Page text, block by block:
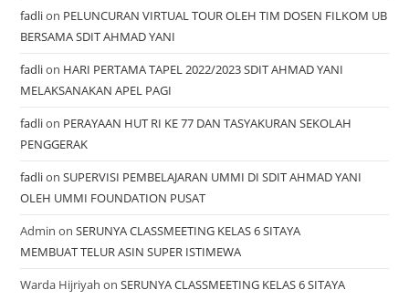
fadlion PELUNCURAN VIRTUAL TOUR OLEH TIM DOSEN FILKOM UB
BERSAMA SDIT AHMAD YANI
fadlion HARI PERTAMA TAPEL 2022/2023 SDIT AHMAD YANI
MELAKSANAKAN APEL PAGI
fadlion PERAYAAN HUT RI KE 77 DAN TASYAKURAN SEKOLAH
PENGGERAK
fadlionSUPERVISI PEMBELAJARAN UMMI DI SDIT AHMAD YANI
OLEH UMMI FOUNDATION PUSAT
Admin onSERUNYA CLASSMEETING KELAS 6 SITAYA
MEMBUAT TELUR ASIN SUPER ISTIMEWA
Warda Hijriyah onSERUNYA CLASSMEETING KELAS 6 SITAYA